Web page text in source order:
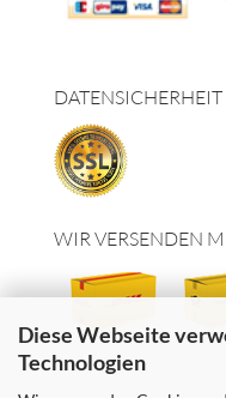
Diese Webseite
Technologien
DATENSICHERHEIT
WIR VERSENDEN